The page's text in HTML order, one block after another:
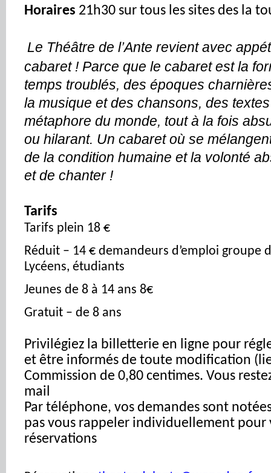
Horaires 21h30 sur tous les sites des la
Le Théâtre de l’Ante revient avec
cabaret ! Parce que le cabaret est la
temps troublés, des époques
la musique et des chansons, des
métaphore du monde, tout à la fois
ou hilarant. Un cabaret où se
de la condition humaine et la volonté
et de chanter !
Tarifs
Tarifs plein 18 €
Réduit – 14 € demandeurs d’emploi groupe
Lycéens, étudiants
Jeunes de 8 à 14 ans 8€
Gratuit – de 8 ans
Privilégiez la billetterie en ligne pour
et être informés de toute modification
Commission de 0,80 centimes. Vous
mail
Par téléphone, vos demandes sont
pas vous rappeler individuellement pour
réservations